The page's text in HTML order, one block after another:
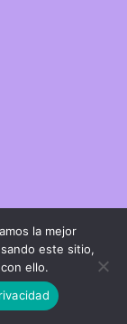
la mejor
este sitio,
ello.